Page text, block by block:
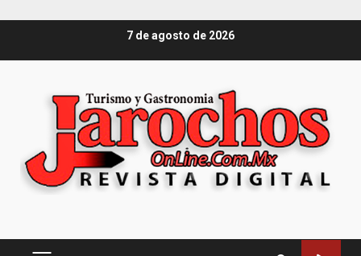
contenido
7 de agosto de 2026